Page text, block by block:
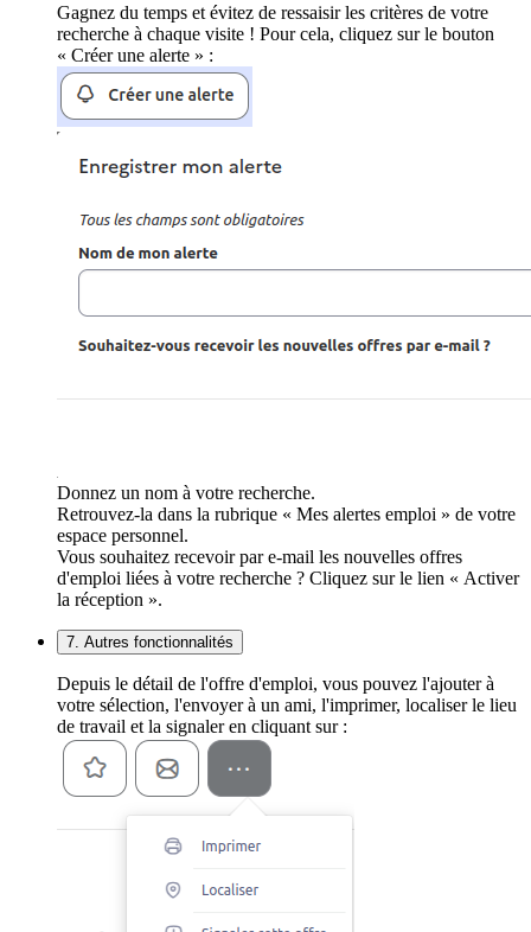
Gagnez du temps et évitez de ressaisir les critères de votre
recherche à chaque visite ! Pour cela, cliquez sur le bouton
« Créer une alerte » :
Donnez un nom à votre recherche.
Retrouvez-la dans la rubrique « Mes alertes emploi » de votre
espace personnel.
Vous souhaitez recevoir par e-mail les nouvelles offres
d'emploi liées à votre recherche ? Cliquez sur le lien « Activer
la réception ».
7. Autres fonctionnalités
Depuis le détail de l'offre d'emploi, vous pouvez l'ajouter à
votre sélection, l'envoyer à un ami, l'imprimer, localiser le lieu
de travail et la signaler en cliquant sur :